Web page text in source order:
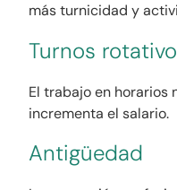
más turnicidad y
Turnos
El trabajo en horarios
incrementa el salario.
Antigüedad